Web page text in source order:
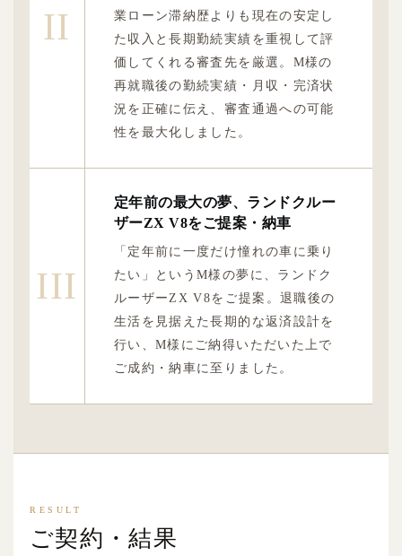
II
業ローン滞納歴よりも現在の安定し
た収入と長期勤続実績を重視して評
価してくれる審査先を厳選。M様の
再就職後の勤続実績・月収・完済状
況を正確に伝え、審査通過への可能
性を最大化しました。
III
定年前の最大の夢、ランドクルー
ザーZX V8をご提案・納車
「定年前に一度だけ憧れの車に乗り
たい」というM様の夢に、ランドク
ルーザーZX V8をご提案。退職後の
生活を見据えた長期的な返済設計を
行い、M様にご納得いただいた上で
ご成約・納車に至りました。
RESULT
ご契約・結果